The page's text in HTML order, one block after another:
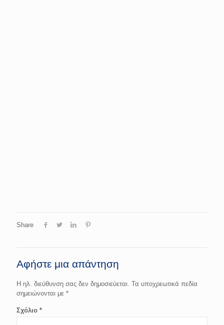
Share
Αφήστε μια απάντηση
Η ηλ. διεύθυνση σας δεν δημοσιεύεται. Τα υποχρεωτικά πεδία
σημειώνονται με *
Σχόλιο *